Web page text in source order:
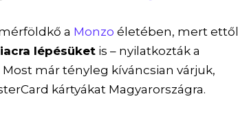
a Monzo életében, mert ettől
lépésüket is – nyilatkozták a
már tényleg kíváncsian várjuk,
kártyákat Magyarországra.